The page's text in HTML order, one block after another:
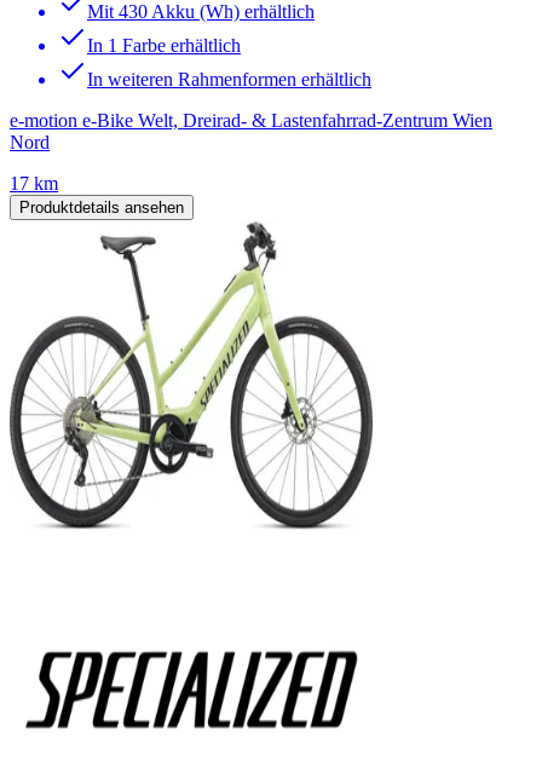
Mit 430 Akku (Wh) erhältlich
In 1 Farbe erhältlich
In weiteren Rahmenformen erhältlich
e-motion e-Bike Welt, Dreirad- & Lastenfahrrad-Zentrum Wien
Nord
17 km
Produktdetails ansehen